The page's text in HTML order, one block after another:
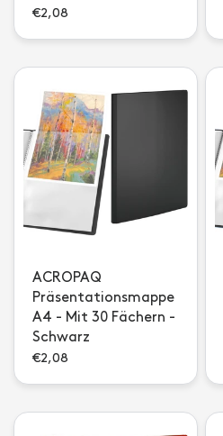
€2,08
ACROPAQ
Präsentationsmappe
A4 - Mit 30 Fächern -
Schwarz
€2,08